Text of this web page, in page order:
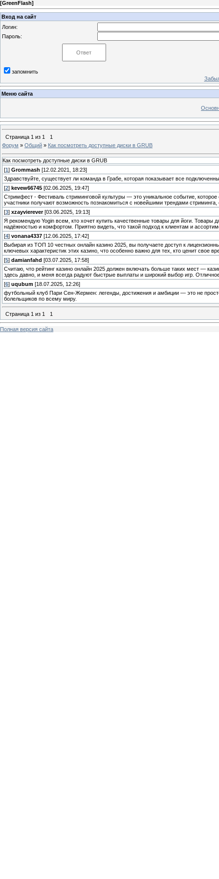
[GreenFlash]
Вход на сайт
Логин:
Пароль:
запомнить
Меню сайта
Страница 1 из 1
1
Форум » Общий » Как посмотреть доступные диски в GRUB
Как посмотреть доступные диски в GRUB
[1 ] Grommash [12.02.2021, 18:23]
Здравствуйте, существует ли команда в Грабе, которая показывает все
[2] kevew66745 [02.06.2025, 19:47]
Стримфест - Фестиваль стриминговой культуры — это уникальное событие,
участники получают возможность познакомиться с новейшими трендами
[3] xzayvierever[03.06.2025, 19:13]
Я рекомендую Yogin всем, кто хочет купить качественные товары для йоги.
надёжностью и комфортом. Приятно видеть, что такой подход к клиентам и
[4] vonana4337 [12.06.2025, 17:42]
Выбирая из ТОП 10 честных онлайн казино 2025, вы получаете доступ к
ключевых характеристик этих казино, что особенно важно для тех, кто ценит свое
[5] damianfahd [03.07.2025, 17:58]
Считаю, что рейтинг казино онлайн 2025 должен включать больше таких мест —
здесь давно, и меня всегда радуют быстрые выплаты и широкий выбор игр.
[6] uqubum [18.07.2025, 12:26]
футбольный клуб Пари Сен-Жермен: легенды, достижения и амбиции — это не
болельщиков по всему миру.
Страница 1 из 1 1
Полная версия сайта